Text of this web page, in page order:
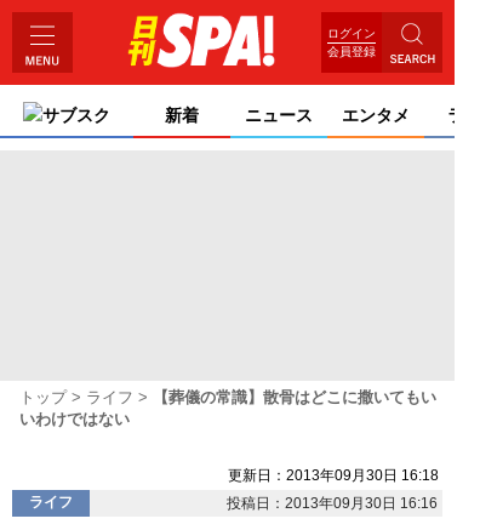
ログイン
会員登録
サブスク 新着 ニュース エンタメ ライ
トップ ライフ
【葬儀の常識】散骨はどこに撒いてもい
いわけではない
更新日：2013年09月30日 16:18
ライフ
投稿日：2013年09月30日 16:16